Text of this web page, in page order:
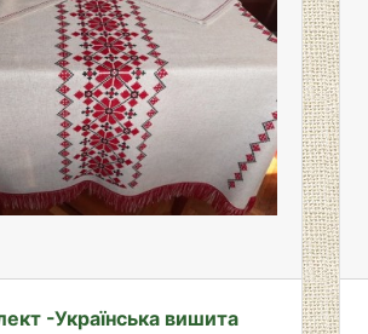
-Українська вишита